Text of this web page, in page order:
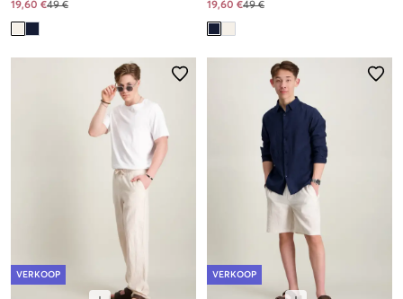
19,60 €49 €
19,60 €49 €
VERKOOP VERKOOP